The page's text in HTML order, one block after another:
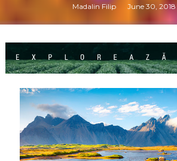
Madalin Filip June 30, 2018